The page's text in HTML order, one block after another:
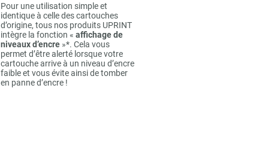
Pour une utilisation simple et
identique à celle des cartouches
d’origine, tous nos produits UPRINT
intègre la fonction « affichage de
niveaux d’encre »*. Cela vous
permet d’être alerté lorsque votre
cartouche arrive à un niveau d’encre
faible et vous évite ainsi de tomber
en panne d’encre !